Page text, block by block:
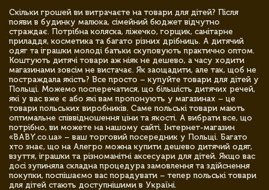
Скільки грошей ви витрачаєте на товари для дітей? Після
появи в будинку малюка, сімейний бюджет відчутно
страждає. Потрібна коляска, ліжечко, горщик, санітарне
приладдя, косметика та багато різних дрібниць. А дитячий
одяг та іграшки молоді батьки скуповують практично оптом.
Коштують дитячі товари аж ніяк не дешево, а часу ходити
магазинами зовсім не вистачає. Як заощадити, але так, щоб не
постраждала якість? Все просто – купуйте товари для дітей у
Польщі. Можемо посперечатися, що більшість дитячих речей,
які у вас вже є або які вам пропонують у магазинах – це
товари польських виробників. Саме польські товари мають
оптимальне співвідношення ціни та якості. А вибрати все, що
потрібно, ви можете на нашому сайті. Інтернет-магазин
«BABY.co.ua» – ваш торговий посередник у Польщі. Багато
хто знає, що на Алегро можна купити дешево дитячий одяг,
взуття, іграшки та різноманітні аксесуари для дітей. Якщо вас
досі зупиняла складна процедура замовлення та здійснення
покупки, поспішаємо вас порадувати – тепер польські товари
для дітей стають доступнішими в Україні.